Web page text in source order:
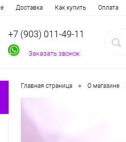
Доставка Как купить Оплата
+7 (903) 011-49-11
Заказать звонок
Главная страница • О магазине